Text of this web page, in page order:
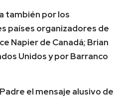
también por los
países organizadores de
Napier de Canadá; Brian
Unidos y por Barranco
el mensaje alusivo de